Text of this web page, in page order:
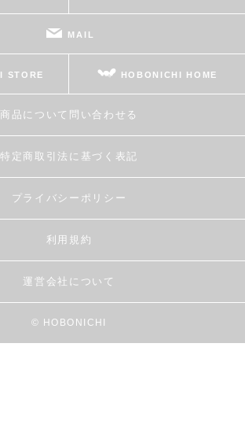
MAIL
STORE HOBONICHI HOME
商品について問い合わせる
特定商取引法に基づく表記
プライバシーポリシー
利用規約
運営会社について
© HOBONICHI